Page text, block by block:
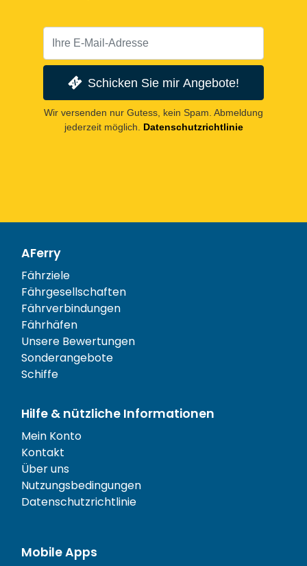
Schicken Sie mir Angebote!
Wir versenden nur Gutess, kein Spam. Abmeldung
jederzeit möglich. Datenschutzrichtlinie
AFerry
Fährziele
Fährgesellschaften
Fährverbindungen
Fährhäfen
Unsere Bewertungen
Sonderangebote
Schiffe
Hilfe & nützliche Informationen
Mein Konto
Kontakt
Über uns
Nutzungsbedingungen
Datenschutzrichtlinie
Mobile Apps